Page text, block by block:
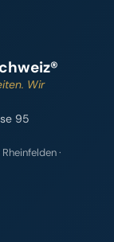
Wir
95
·